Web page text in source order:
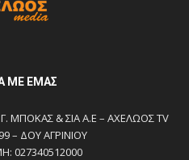
ΜΕ ΕΜΆΣ
ΜΠΟΚΑΣ & ΣΙΑ Α.Ε – ΑΧΕΛΩΟΣ TV
– ΔΟΥ ΑΓΡΙΝΙΟΥ
027340512000